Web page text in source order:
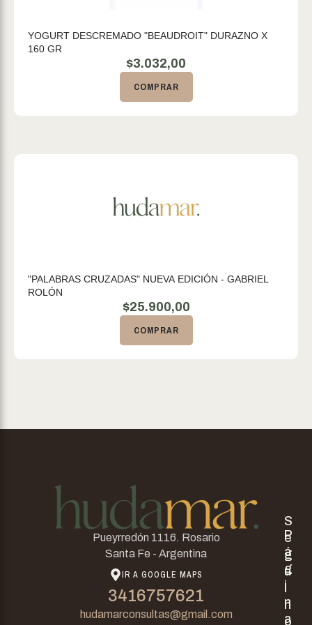
YOGURT DESCREMADO "BEAUDROIT" DURAZNO X
160 GR
$3.032,00
COMPRAR
"PALABRAS CRUZADAS" NUEVA EDICIÓN - GABRIEL
ROLÓN
$25.900,00
COMPRAR
Pueyrredón 1116. Rosario
Santa Fe - Argentina
IR A GOOGLE MAPS
3416757621
hudamarconsultas@gmail.com
P
á
g
i
n
a
S
e
g
u
n
o